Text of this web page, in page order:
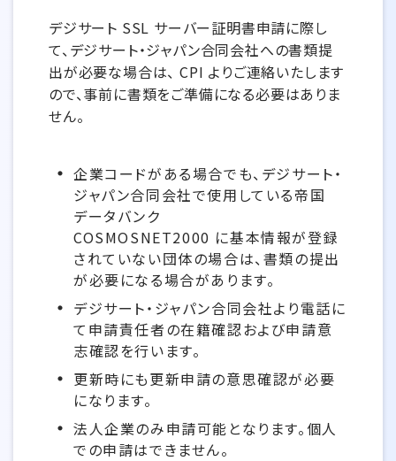
デジサート SSL サーバー証明書申請に際し
て、デジサート・ジャパン合同会社への書類提
出が必要な場合は、 CPI よりご連絡いたします
ので、事前に書類をご準備になる必要はありま
せん。
企業コードがある場合でも、デジサート・
ジャパン合同会社で使用している帝国
データバンク
COSMOSNET2000 に基本情報が登録
されていない団体の場合は、書類の提出
が必要になる場合があります。
デジサート・ジャパン合同会社より電話に
て申請責任者の在籍確認および申請意
志確認を行います。
更新時にも更新申請の意思確認が必要
になります。
法人企業のみ申請可能となります。個人
での申請はできません。